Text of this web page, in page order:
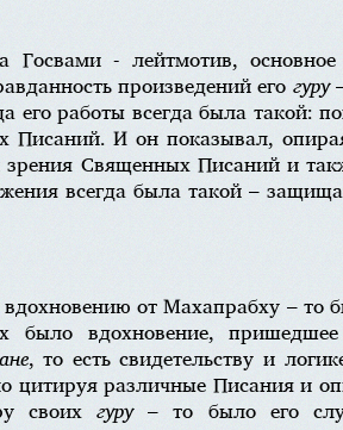
- лейтмотив, основное
произведений его гуру
работы всегда была такой:
И он показывал,
Священных Писаний и
всегда была такой –
от Махапрабху – то
было вдохновение,
, то есть свидетельству и
различные Писания и
своих гуру– то было его